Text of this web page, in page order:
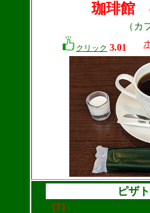
珈琲館
（カ
クリック 3.01
ピザ
（7）